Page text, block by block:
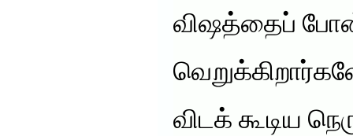
விஷத்தைப்
விடக் கூடிய